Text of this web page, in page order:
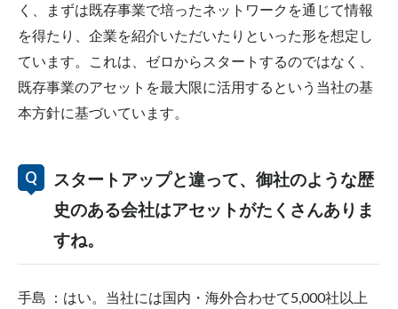
く、まずは既存事業で培ったネットワークを通じて情報
を得たり、企業を紹介いただいたりといった形を想定し
ています。これは、ゼロからスタートするのではなく、
既存事業のアセットを最大限に活用するという当社の基
本方針に基づいています。
スタートアップと違って、御社のような歴
史のある会社はアセットがたくさんありま
すね。
手島 ：はい。当社には国内・海外合わせて5,000社以上